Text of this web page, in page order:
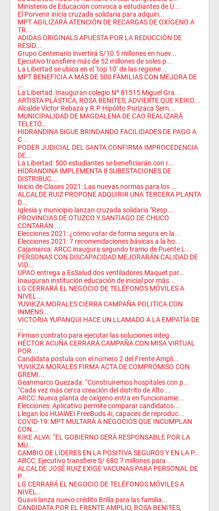
Ministerio de Educación convoca a estudiantes de U...
El Porvenir inicia cruzada solidaria para adquiri...
MPT AGILIZARÁ ATENCIÓN DE RECARGAS DE OXÍGENO A
TR...
ADIDAS ORIGINALS APUESTA POR LA REDUCCIÓN DE
RESID...
Grupo Centenario invertirá S/10.5 millones en nuev...
Ejecutivo transfiere más de 52 millones de soles p...
La Libertad se ubica en el ‘top 10’ de las regione...
MPT BENEFICIA A MÁS DE 500 FAMILIAS CON MEJORA DE
...
La Libertad: Inauguran colegio Nº 81515 Miguel Gra...
ARTISTA PLÁSTICA, ROSA BENITES, ADVIERTE QUE KEIKO...
Alcalde Víctor Rebaza y R.P Hipólito Purizaca Sern...
MUNICIPALIDAD DE MAGDALENA DE CAO REALIZARÁ
TELETÓ...
HIDRANDINA SIGUE BRINDANDO FACILIDADES DE PAGO A
C...
PODER JUDICIAL DEL SANTA CONFIRMA IMPROCEDENCIA
DE...
La Libertad: 500 estudiantes se beneficiarán con r...
HIDRANDINA IMPLEMENTA 8 SUBESTACIONES DE
DISTRIBUC...
Inicio de Clases 2021: Las nuevas normas para los ...
ALCALDE RUIZ PROPONE ADQUIRIR UNA TERCERA PLANTA
D...
Iglesia y municipio lanzan cruzada solidaria "Resp...
PROVINCIAS DE OTUZCO Y SANTIAGO DE CHUCO
CONTARÁN ...
Elecciones 2021: ¿cómo votar de forma segura en la...
Elecciones 2021: 7 recomendaciones básicas a la ho...
Cajamarca: ARCC inaugura segundo tramo de Puente L...
PERSONAS CON DISCAPACIDAD MEJORARÁN CALIDAD DE
VID...
UPAO entrega a EsSalud dos ventiladores Maquet par...
Inauguran institución educación de inicial por más...
LG CERRARÁ EL NEGOCIO DE TELÉFONOS MÓVILES A
NIVEL...
YUVIKZA MORALES CIERRA CAMPAÑA POLITICA CON
INMENS...
VICTORIA YUPANQUI HACE UN LLAMADO A LA EMPATÍA DE
...
Firman contrato para ejecutar las soluciones integ...
HÉCTOR ACUÑA CERRARÁ CAMPAÑA CON MISA VIRTUAL
POR ...
Candidata postula con el número 2 del Frente Ampli...
YUVIKZA MORALES FIRMA ACTA DE COMPROMISO CON
GREMI...
Geanmarco Quezada: “Construiremos hospitales con p...
“Cada vez más cerca creación del distrito de Alto ...
ARCC: Nueva planta de oxígeno entra en funcionamie...
Elecciones: Aplicativo permite comparar candidatos...
Llegan los HUAWEI FreeBuds 4i, capaces de reproduc...
COVID-19: MPT MULTARÁ A NEGOCIOS QUE INCUMPLAN
CON...
KIKE ALVA: “EL GOBIERNO SERÁ RESPONSABLE POR LA
MU...
CAMBIO DE LÍDERES EN LA POSITIVA SEGUROS Y EN LA P...
ARCC: Ejecutivo transfiere S/ 680.7 millones para ...
ALCALDE JOSÉ RUIZ EXIGE VACUNAS PARA PERSONAL DE
P...
LG CERRARÁ EL NEGOCIO DE TELÉFONOS MÓVILES A
NIVEL...
Quavii lanza nuevo crédito Brilla para las familia...
CANDIDATA POR EL FRENTE AMPLIO, ROSA BENITES,